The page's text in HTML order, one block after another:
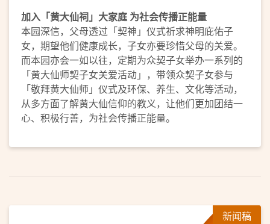
加入「黄大仙祠」大家庭 为社会传播正能量
本园深信，父母透过「契神」仪式祈求神明庇佑子
女，期望他们健康成长，子女亦要珍惜父母的关爱。
而本园亦会一如以往，定期为众契子女举办一系列的
「黄大仙师契子女关爱活动」，带领众契子女参与
「敬拜黄大仙师」仪式及环保、养生、文化等活动，
从多方面了解黄大仙信仰的教义，让他们更加团结一
心、积极行善，为社会传播正能量。
新闻稿